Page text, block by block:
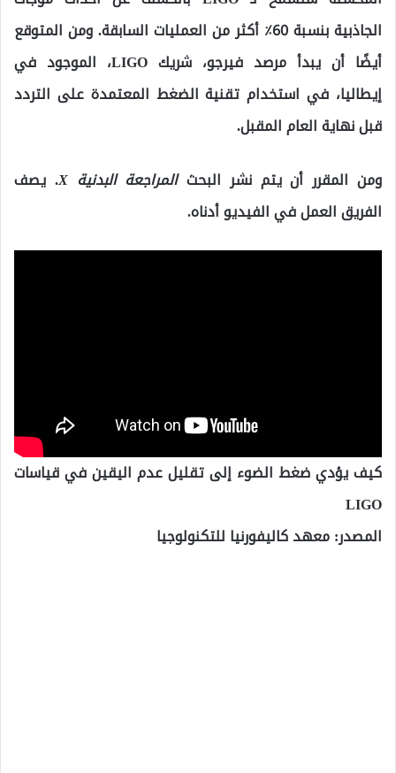
الجاذبية بنسبة 60٪ أكثر من العمليات السابقة. ومن المتوقع
أيضًا أن يبدأ مرصد فيرجو، شريك LIGO، الموجود في
إيطاليا، في استخدام تقنية الضغط المعتمدة على التردد
قبل نهاية العام المقبل.
ومن المقرر أن يتم نشر البحثالمراجعة البدنية X . يصف
الفريق العمل في الفيديو أدناه.
كيف يؤدي ضغط الضوء إلى تقليل عدم اليقين في قياسات
LIGO
المصدر: معهد كاليفورنيا للتكنولوجيا